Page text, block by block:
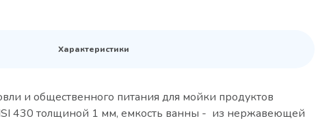
Характеристики
и общественного питания для мойки продуктов
430 толщиной 1 мм, емкость ванны - из нержавеющей